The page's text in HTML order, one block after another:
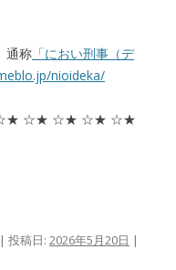
通称 「におい刑事（デ
nioideka/
☆★ ☆★ ☆★ ☆★
| 投稿日: 2026年5月20日 |